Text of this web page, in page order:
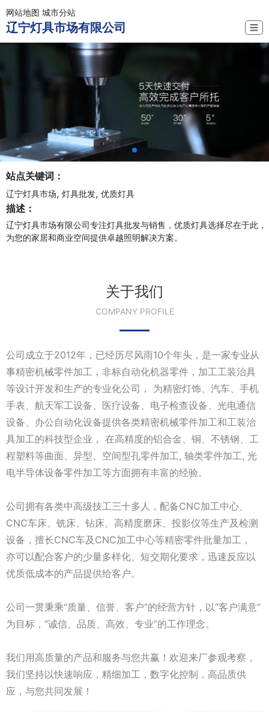
网站地图 城市分站
辽宁灯具市场有限公司 ☰
站点关键词：
辽宁灯具市场, 灯具批发, 优质灯具
描述：
辽宁灯具市场有限公司专注灯具批发与销售，优质灯具选择尽在于此，
为您的家居和商业空间提供卓越照明解决方案。
关于我们
COMPANY PROFILE
公司成立于2012年，已经历尽风雨10个年头，是一家专业从
事精密机械零件加工，非标自动化机器零件，加工工装治具
等设计开发和生产的专业化公司， 为精密灯饰、汽车、手机
手表、航天军工设备、医疗设备、电子检查设备、光电通信
设备、办公自动化设备提供各类精密机械零件加工和工装治
具加工的科技型企业， 在高精度的铝合金、铜、不锈钢、工
程塑料等曲面、异型、空间型孔零件加工, 轴类零件加工, 光
电半导体设备零件加工等方面拥有丰富的经验。
公司拥有各类中高级技工三十多人，配备CNC加工中心、
CNC车床、铣床、钻床、高精度磨床、投影仪等生产及检测
设备，擅长CNC车及CNC加工中心等精密零件批量加工，
亦可以配合客户的少量多样化、短交期化要求，迅速反应以
优质低成本的产品提供给客户。
公司一贯秉乘“质量、信誉、客户”的经营方针，以“客户满意”
为目标，“诚信、品质、高效、专业”的工作理念。
我们用高质量的产品和服务与您共赢！欢迎来厂参观考察，
我们坚持以快速响应，精细加工，数字化控制，高品质供
应，与您共同发展！